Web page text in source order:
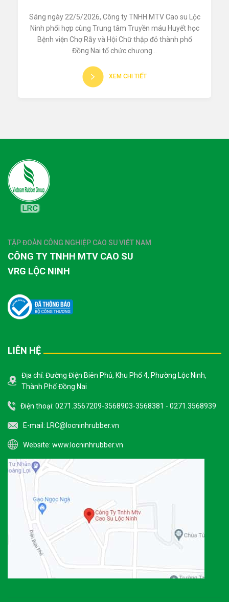
Sáng ngày 22/5/2026, Công ty TNHH MTV Cao su Lộc
Ninh phối hợp cùng Trung tâm Truyền máu Huyết học
Bệnh viện Chợ Rẫy và Hội Chữ thập đỏ thành phố
Đồng Nai tổ chức chương...
XEM CHI TIẾT
TẬP ĐOÀN CÔNG NGHIỆP CAO SU VIỆT NAM
CÔNG TY TNHH MTV CAO SU
VRG LỘC NINH
LIÊN HỆ
Địa chỉ: Đường Điện Biên Phủ, Khu Phố 4, Phường Lộc Ninh,
Thành Phố Đồng Nai
Điện thoại: 0271.3567209-3568903-3568381 - 0271.3568939
E-mail: LRC@locninhrubber.vn
Website: www.locninhrubber.vn